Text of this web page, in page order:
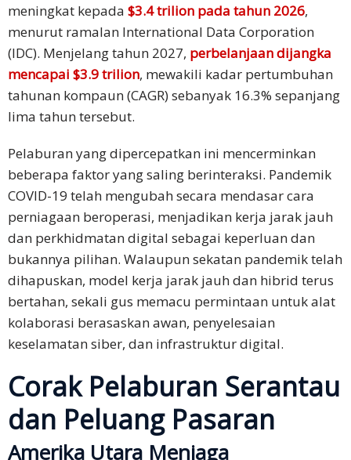
meningkat kepada $3.4 trilion pada tahun 2026,
menurut ramalan International Data Corporation
(IDC). Menjelang tahun 2027, perbelanjaan dijangka
mencapai $3.9 trilion, mewakili kadar pertumbuhan
tahunan kompaun (CAGR) sebanyak 16.3% sepanjang
lima tahun tersebut.
Pelaburan yang dipercepatkan ini mencerminkan
beberapa faktor yang saling berinteraksi. Pandemik
COVID-19 telah mengubah secara mendasar cara
perniagaan beroperasi, menjadikan kerja jarak jauh
dan perkhidmatan digital sebagai keperluan dan
bukannya pilihan. Walaupun sekatan pandemik telah
dihapuskan, model kerja jarak jauh dan hibrid terus
bertahan, sekali gus memacu permintaan untuk alat
kolaborasi berasaskan awan, penyelesaian
keselamatan siber, dan infrastruktur digital.
Corak Pelaburan Serantau
dan Peluang Pasaran
Amerika Utara Menjaga
Penyelesaian
Industri
Pelancongan
Pelanggan
Kajian
Kes
Testimonial
Pelanggan
Pendapat
Tentang
Membuat
Aduan
Perkhidmatan